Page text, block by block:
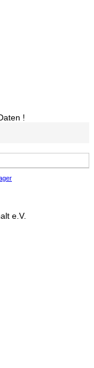
!
e.V.